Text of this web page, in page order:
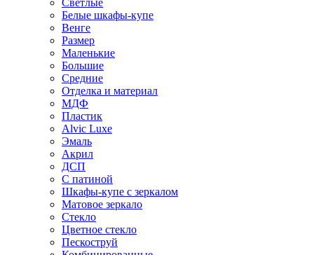
Светлые
Белые шкафы-купе
Венге
Размер
Маленькие
Большие
Средние
Отделка и материал
МДФ
Пластик
Alvic Luxe
Эмаль
Акрил
ДСП
С патиной
Шкафы-купе с зеркалом
Матовое зеркало
Стекло
Цветное стекло
Пескоструй